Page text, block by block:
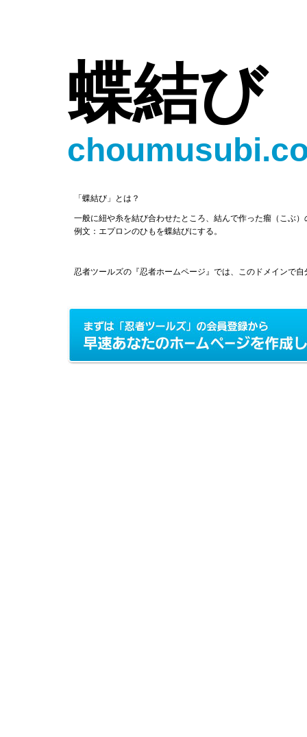
蝶結び
「蝶結び」とは？
一般に紐や糸を結び合わせたところ、結んで作った瘤（こぶ）
例文：エプロンのひもを蝶結びにする。
忍者ツールズの『忍者ホームページ』では、このドメインで